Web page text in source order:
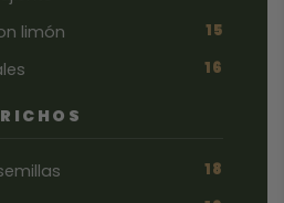
limón 15
16
18